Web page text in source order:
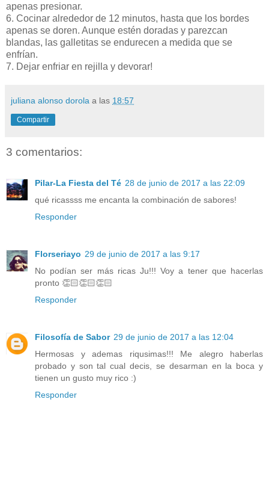
apenas presionar.
6. Cocinar alrededor de 12 minutos, hasta que los bordes
apenas se doren. Aunque estén doradas y parezcan
blandas, las galletitas se endurecen a medida que se
enfrían.
7. Dejar enfriar en rejilla y devorar!
juliana alonso dorola a las 18:57
Compartir
3 comentarios:
Pilar-La Fiesta del Té 28 de junio de 2017 a las 22:09
qué ricassss me encanta la combinación de sabores!
Responder
Florseriayo 29 de junio de 2017 a las 9:17
No podían ser más ricas Ju!!! Voy a tener que hacerlas
pronto 👏🏻👏🏻👏🏻
Responder
Filosofía de Sabor 29 de junio de 2017 a las 12:04
Hermosas y ademas riqusimas!!! Me alegro haberlas
probado y son tal cual decis, se desarman en la boca y
tienen un gusto muy rico :)
Responder